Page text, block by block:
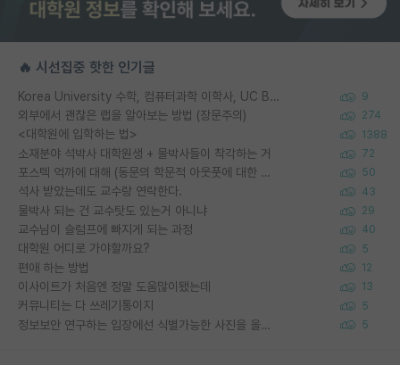
🔥 시선집중 핫한 인기글
Korea University 수학, 컴퓨터과학 이학사, UC Berkeley 산업공학 대학원 공학박사가 되는 것은 쉽지 않겠죠? 9
외부에서 괜찮은 랩을 알아보는 방법 (장문주의) 274
<대학원에 입학하는 법> 1388
소재분야 석박사 대학원생 + 물박사들이 착각하는 거 72
포스텍 억까에 대해 (동문의 학문적 아웃풋에 대한 반박) 50
석사 받았는데도 교수랑 연락한다. 43
물박사 되는 건 교수탓도 있는거 아니냐 29
교수님이 슬럼프에 빠지게 되는 과정 40
대학원 어디로 가야할까요? 5
편애 하는 방법 12
이사이트가 처음엔 정말 도움많이됐는데 13
커뮤니티는 다 쓰레기통이지 5
정보보안 연구하는 입장에선 식별가능한 사진을 올리는건 비추이긴함 5